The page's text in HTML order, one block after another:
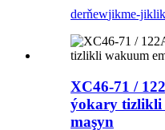
derňewjikme-jiklik
XC46-71 /
ýokary tizlikli
maşyn